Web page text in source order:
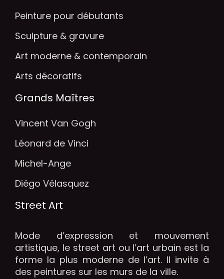
Peinture pour débutants
Sculpture & gravure
Art moderne & contemporain
Arts décoratifs
Grands Maîtres
Vincent Van Gogh
Léonard de Vinci
Michel-Ange
Diégo Vélasquez
Street Art
Mode d’expression et mouvement
artistique, le street art ou l’art urbain est la
forme la plus moderne de l’art. Il invite à
des peintures sur les murs de la ville.